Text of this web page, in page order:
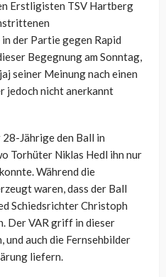
Erstligisten TSV Hartberg
der Partie gegen Rapid
Begegnung am Sonntag,
seiner Meinung nach einen
jedoch nicht anerkannt
Jährige den Ball in
Torhüter Niklas Hedl ihn nur
Während die
waren, dass der Ball
Schiedsrichter Christoph
Der VAR griff in dieser
auch die Fernsehbilder
liefern.